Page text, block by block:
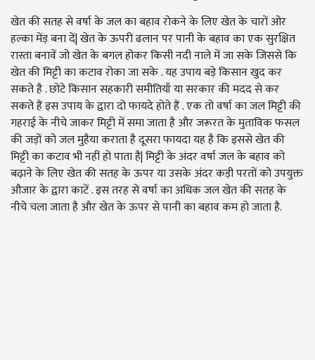
खेत की सतह से वर्षा के जल का बहाव रोकने के लिए खेत के चारों ओर
हल्का मेंड़ बना दें|खेत के ऊपरी ढलान पर पानी के बहाव का एक सुरक्षित
रास्ता बनावें जो खेत के बगल होकर किसी नदी नाले में जा सके जिससे कि
खेत की मिट्टी का कटाव रोका जा सके . यह उपाय बड़े किसान खुद कर
सकते है . छोटे किसान सहकारी समीतियाँ या सरकार की मदद से कर
सकते हैं इस उपाय के द्वारा दो फायदे होते हैं . एक तो वर्षा का जल मिट्टी की
गहराई के नीचे जाकर मिट्टी में समा जाता है और जरूरत के मुताविक फसल
की जड़ों को जल मुहैया कराता है दूसरा फायदा यह है कि इससे खेत की
मिट्टी का कटाव भी नहीं हो पाता है|मिट्टी के अंदर वर्षा जल के बहाव को
बढ़ाने के लिए खेत की सतह के ऊपर या उसके अंदर कड़ी परतों को उपयुक्त
औजार के द्वारा काटें . इस तरह से वर्षा का अधिक जल खेत की सतह के
नीचे चला जाता है और खेत के ऊपर से पानी का बहाव कम हो जाता है.